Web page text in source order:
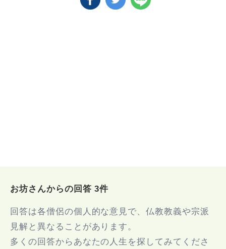
お坊さんからの回答 3件
回答は各僧侶の個人的な意見で、仏教教義や宗派
見解と異なることがあります。
多くの回答からあなたの人生を探してみてくださ